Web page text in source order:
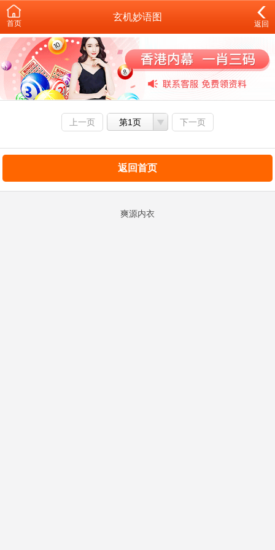
首页
玄机妙语图
返回
上一页 第1页 下一页
返回首页
爽源内衣